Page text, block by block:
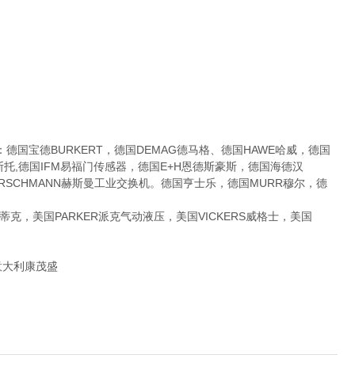
宝德BURKERT，德国DEMAG德马格、德国HAWE哈威，德国
,德国IFM易福门传感器，德国E+H恩德斯豪斯，德国海德汉
赫斯曼工业交换机。德国亨士乐，德国MURR穆尔，德
，美国PARKER派克气动液压，美国VICKERS威格士，美国
利康茂盛